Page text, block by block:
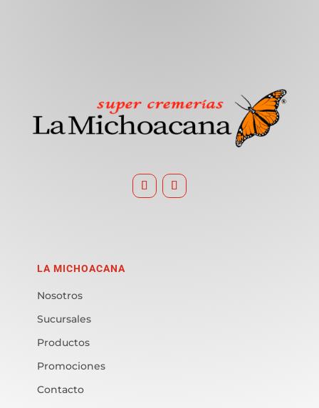
LA MICHOACANA
Nosotros
Sucursales
Productos
Promociones
Contacto